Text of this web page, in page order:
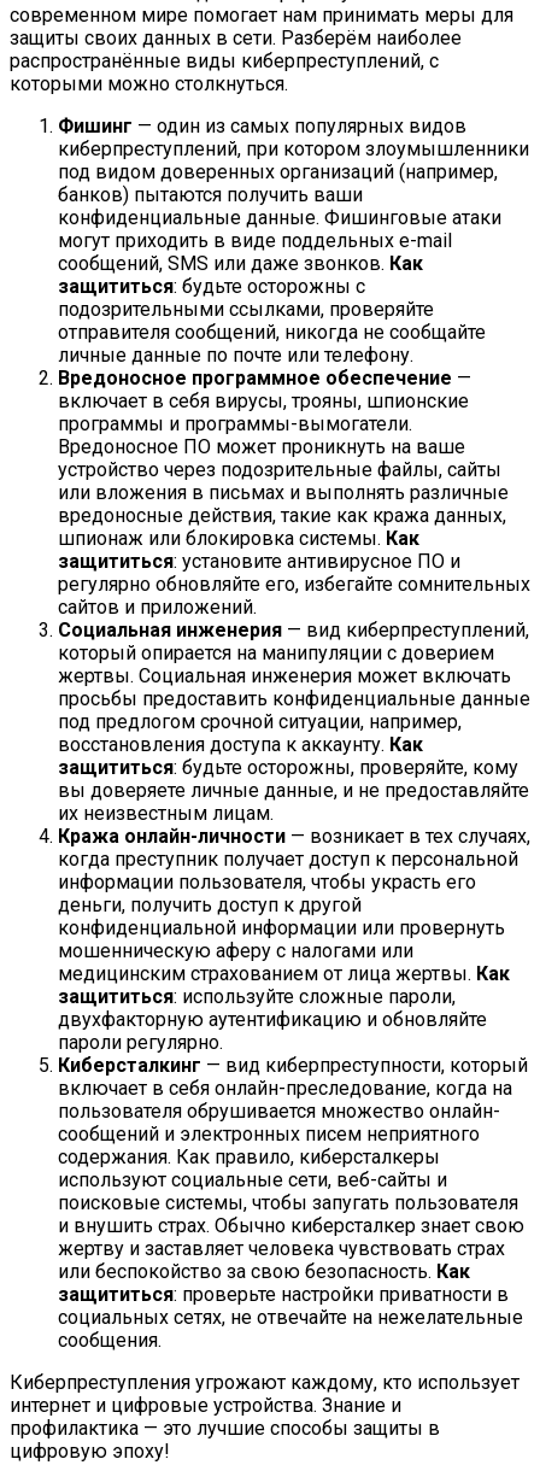
современном мире помогает нам принимать меры для
защиты своих данных в сети. Разберём наиболее
распространённые виды киберпреступлений, с
которыми можно столкнуться.
Фишинг — один из самых популярных видов
киберпреступлений, при котором злоумышленники
под видом доверенных организаций (например,
банков) пытаются получить ваши
конфиденциальные данные. Фишинговые атаки
могут приходить в виде поддельных e-mail
сообщений, SMS или даже звонков. Как
защититься: будьте осторожны с
подозрительными ссылками, проверяйте
отправителя сообщений, никогда не сообщайте
личные данные по почте или телефону.
Вредоносное программное обеспечение —
включает в себя вирусы, трояны, шпионские
программы и программы-вымогатели.
Вредоносное ПО может проникнуть на ваше
устройство через подозрительные файлы, сайты
или вложения в письмах и выполнять различные
вредоносные действия, такие как кража данных,
шпионаж или блокировка системы. Как
защититься: установите антивирусное ПО и
регулярно обновляйте его, избегайте сомнительных
сайтов и приложений.
Социальная инженерия — вид киберпреступлений,
который опирается на манипуляции с доверием
жертвы. Социальная инженерия может включать
просьбы предоставить конфиденциальные данные
под предлогом срочной ситуации, например,
восстановления доступа к аккаунту. Как
защититься: будьте осторожны, проверяйте, кому
вы доверяете личные данные, и не предоставляйте
их неизвестным лицам.
Кража онлайн-личности — возникает в тех случаях,
когда преступник получает доступ к персональной
информации пользователя, чтобы украсть его
деньги, получить доступ к другой
конфиденциальной информации или провернуть
мошенническую аферу с налогами или
медицинским страхованием от лица жертвы. Как
защититься: используйте сложные пароли,
двухфакторную аутентификацию и обновляйте
пароли регулярно.
Киберсталкинг — вид киберпреступности, который
включает в себя онлайн-преследование, когда на
пользователя обрушивается множество онлайн-
сообщений и электронных писем неприятного
содержания. Как правило, киберсталкеры
используют социальные сети, веб-сайты и
поисковые системы, чтобы запугать пользователя
и внушить страх. Обычно киберсталкер знает свою
жертву и заставляет человека чувствовать страх
или беспокойство за свою безопасность. Как
защититься: проверьте настройки приватности в
социальных сетях, не отвечайте на нежелательные
сообщения.
Киберпреступления угрожают каждому, кто использует
интернет и цифровые устройства. Знание и
профилактика — это лучшие способы защиты в
цифровую эпоху!